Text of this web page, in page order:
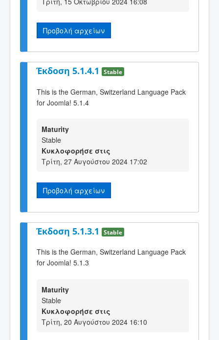
Προβολή αρχείων
Έκδοση 5.1.4.1 Stable
This is the German, Switzerland Language Pack
for Joomla! 5.1.4
Maturity
Stable
Κυκλοφορήσε στις
Τρίτη, 27 Αυγούστου 2024 17:02
Προβολή αρχείων
Έκδοση 5.1.3.1 Stable
This is the German, Switzerland Language Pack
for Joomla! 5.1.3
Maturity
Stable
Κυκλοφορήσε στις
Τρίτη, 20 Αυγούστου 2024 16:10